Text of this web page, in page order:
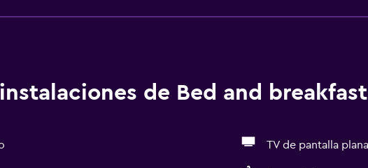
de Bed and breakfast
TV de pantalla plana